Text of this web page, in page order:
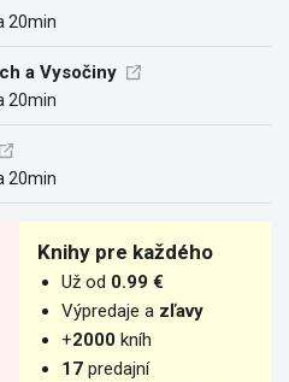
20min
a Vysočiny
20min
20min
Knihy pre každého
Už od 0.99 €
Výpredaje a zľavy
+2000 kníh
17 predajní